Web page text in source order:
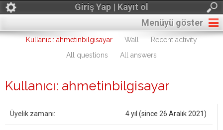
Giriş Yap | Kayıt ol
Menüyü göster
Kullanıcı: ahmetinbilgisayar Wall
Recent activity
All questions
All answers
Kullanıcı: ahmetinbilgisayar
Üyelik zamanı: 4 yıl (since 26 Aralık 2021)